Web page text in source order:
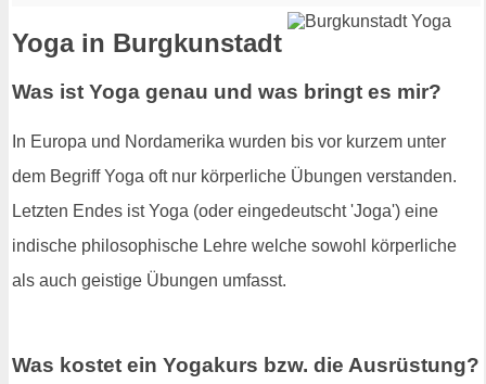
Yoga in Burgkunstadt
Was ist Yoga genau und was bringt es mir?
In Europa und Nordamerika wurden bis vor kurzem unter
dem Begriff Yoga oft nur körperliche Übungen verstanden.
Letzten Endes ist Yoga (oder eingedeutscht 'Joga') eine
indische philosophische Lehre welche sowohl körperliche
als auch geistige Übungen umfasst.
Was kostet ein Yogakurs bzw. die Ausrüstung?